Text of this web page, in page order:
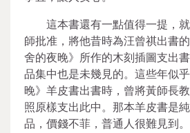
這本書還有一點值得一提，
師批准，將他昔時為汪曾祺出書
舍的夜晚》所作的木刻插圖支出
品集中也是未幾見的。這些年似
晚》羊皮書出書時，曾將黃師長
照原樣支出此中。那本羊皮書是
品，價錢不菲，普通人很難見到。